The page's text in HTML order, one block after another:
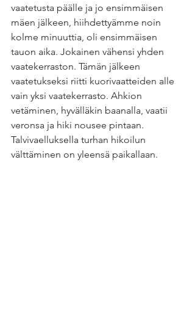
vaatetusta päälle ja jo ensimmäisen
mäen jälkeen, hiihdettyämme noin
kolme minuuttia, oli ensimmäisen
tauon aika. Jokainen vähensi yhden
vaatekerraston. Tämän jälkeen
vaatetukseksi riitti kuorivaatteiden alle
vain yksi vaatekerrasto. Ahkion
vetäminen, hyvälläkin baanalla, vaatii
veronsa ja hiki nousee pintaan.
Talvivaelluksella turhan hikoilun
välttäminen on yleensä paikallaan.